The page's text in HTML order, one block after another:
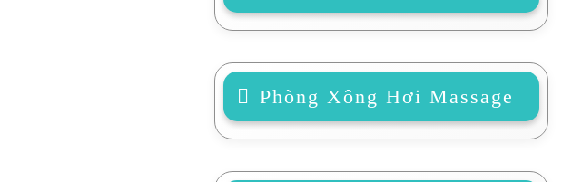
Phòng Xông Hơi Massage